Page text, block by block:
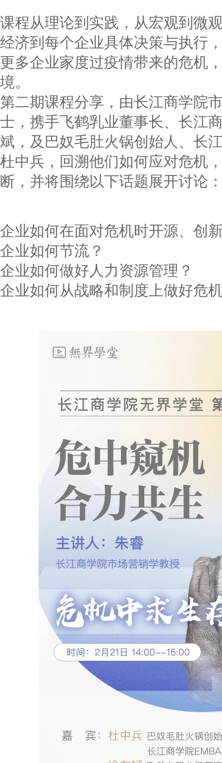
课程从理论到实践，从宏观到微
经济到每个企业具体决策与执行
更多企业家度过疫情带来的危机
境。
第二期课程分享，由长江商学院
士，携手飞鹤乳业董事长、长江
斌，及巴奴毛肚火锅创始人、长
杜中兵，回溯他们如何应对危机
断，并将围绕以下话题展开讨论
企业如何在面对危机时开源、创
企业如何节流？
企业如何做好人力资源管理？
企业如何从战略和制度上做好危